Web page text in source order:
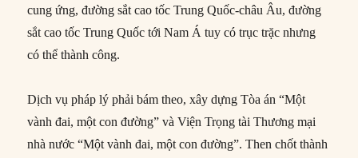
cung ứng, đường sắt cao tốc Trung Quốc-châu Âu, đường
sắt cao tốc Trung Quốc tới Nam Á tuy có trục trặc nhưng
có thể thành công.
Dịch vụ pháp lý phải bám theo, xây dựng Tòa án “Một
vành đai, một con đường” và Viện Trọng tài Thương mại
nhà nước “Một vành đai, một con đường”. Then chốt thành